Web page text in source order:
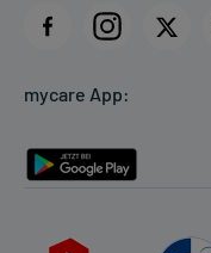
Datenschutz
Rückgabe/Widerruf
mycare App: